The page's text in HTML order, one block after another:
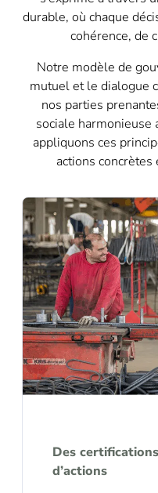
durable, où chaque
cohérence, de
Notre modèle de
mutuel et le dialogue
nos parties
sociale harmonieuse
appliquons ces
actions
Des
d’actions